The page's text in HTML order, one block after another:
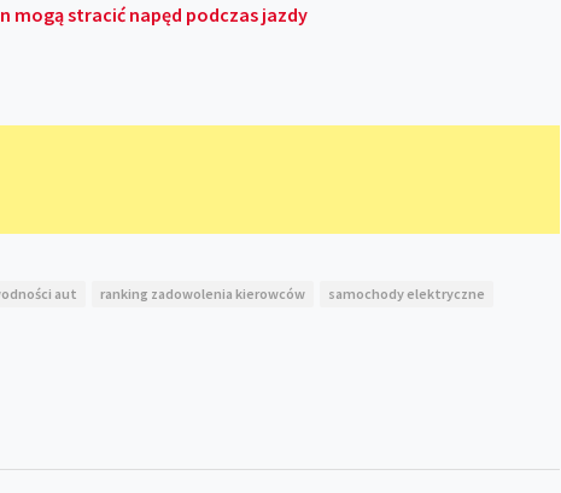
mogą stracić napęd podczas jazdy
aut ranking zadowolenia kierowców
samochody elektryczne